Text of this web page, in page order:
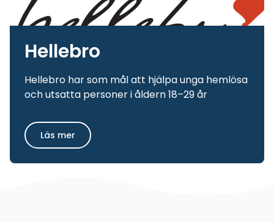
Hellebro
Hellebro har som mål att hjälpa unga hemlösa
och utsatta personer i åldern 18–29 år
Läs mer